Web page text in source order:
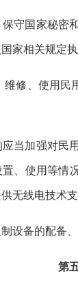
守国家秘密
家相关规定
维修、使用民
当加强对民
、使用等情
无线电技术支
设备的配备
第